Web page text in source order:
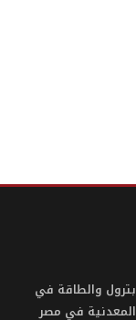
والطاقة في
في مصر